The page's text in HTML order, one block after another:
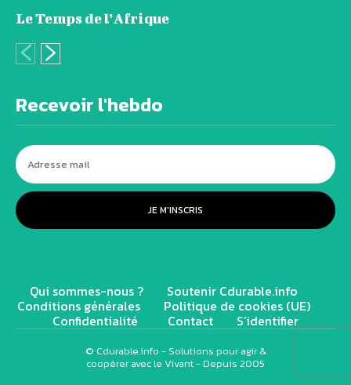
Le Temps de l’Afrique
Recevoir l'hebdo
JE M'INSCRIS
Qui sommes-nous ? Soutenir Cdurable.info
Conditions générales Politique de cookies (UE)
Confidentialité Contact S’identifier
© Cdurable.info - Solutions pour agir &
coopérer avec le Vivant - Depuis 2005